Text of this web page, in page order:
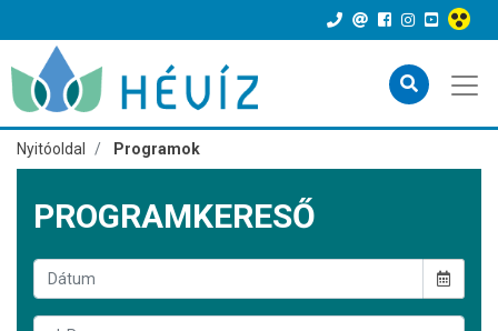
Nyitóoldal Programok
PROGRAMKERESŐ